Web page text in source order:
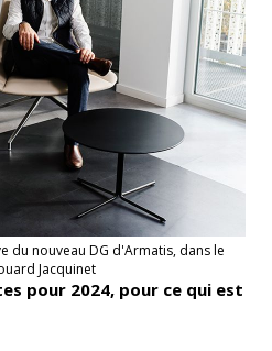
du nouveau DG d'Armatis, dans le
Jacquinet
pour 2024, pour ce qui est